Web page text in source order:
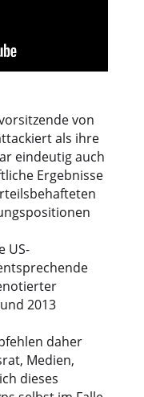
von
als ihre
eindeutig auch
Ergebnisse
US-
2013
daher
Medien,
dieses